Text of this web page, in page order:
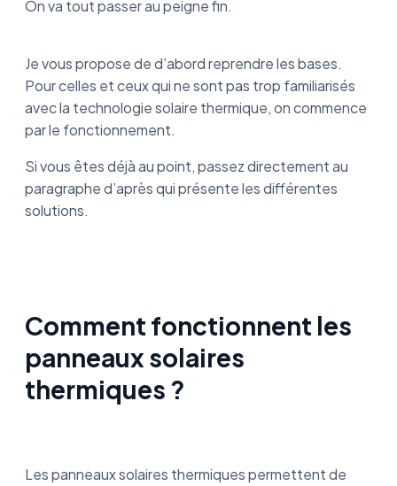
On va tout passer au peigne fin.
Je vous propose de d’abord reprendre les bases.
Pour celles et ceux qui ne sont pas trop familiarisés
avec la technologie solaire thermique, on commence
par le fonctionnement.
Si vous êtes déjà au point, passez directement au
paragraphe d’après qui présente les différentes
solutions.
Comment fonctionnent les
panneaux solaires
thermiques ?
Les panneaux solaires thermiques permettent de